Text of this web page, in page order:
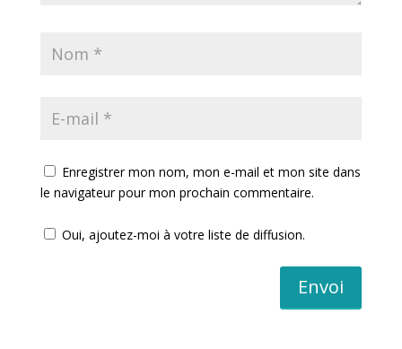
Enregistrer mon nom, mon e-mail et mon site dans
le navigateur pour mon prochain commentaire.
Oui, ajoutez-moi à votre liste de diffusion.
Envoi